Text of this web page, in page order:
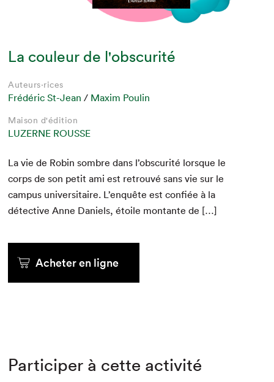
La couleur de l'obscurité
Auteurs·rices
Frédéric St-Jean / Maxim Poulin
Maison d'édition
LUZERNE ROUSSE
La vie de Robin som­bre dans l’obscurité lorsque le
corps de son petit ami est retrou­vé sans vie sur le
cam­pus uni­ver­si­taire. L’enquête est con­fiée à la
détec­tive Anne Daniels, étoile mon­tante de […]
Acheter en ligne
Participer à cette activité